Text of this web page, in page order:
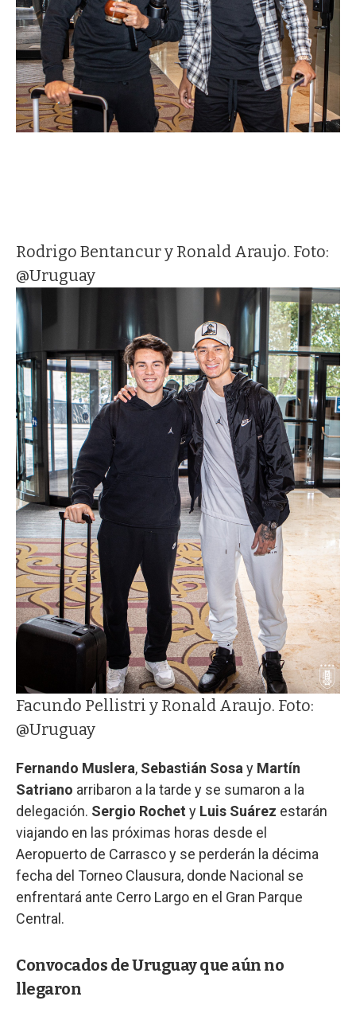
Rodrigo Bentancur y Ronald Araujo. Foto:
@Uruguay
Facundo Pellistri y Ronald Araujo. Foto:
@Uruguay
Fernando Muslera, Sebastián Sosa y Martín
Satriano arribaron a la tarde y se sumaron a la
delegación. Sergio Rochet y Luis Suárez estarán
viajando en las próximas horas desde el
Aeropuerto de Carrasco y se perderán la décima
fecha del Torneo Clausura, donde Nacional se
enfrentará ante Cerro Largo en el Gran Parque
Central.
Convocados de Uruguay que aún no
llegaron